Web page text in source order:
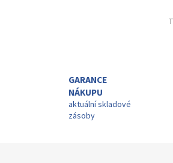
GARANCE
NÁKUPU
aktuální skladové
zásoby